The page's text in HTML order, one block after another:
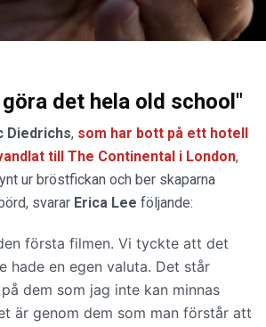
det hela old school"
Diedrichs, som har bott på ett hotell
till The Continental i London,
ur bröstfickan och ber skaparna
svarar Erica Lee följande:
första filmen. Vi tyckte att det
hade en egen valuta. Det står
dem som jag inte kan minnas
är genom dem som man förstår att